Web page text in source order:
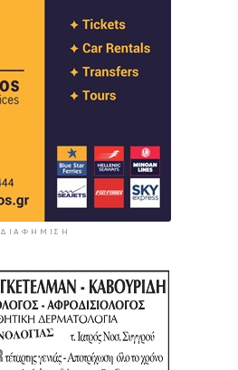
ΔΙΑΦΉΜΙΣΗ